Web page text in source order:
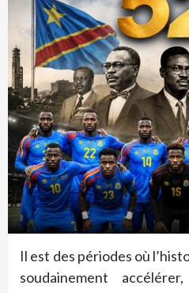
Il est des périodes où
soudainement